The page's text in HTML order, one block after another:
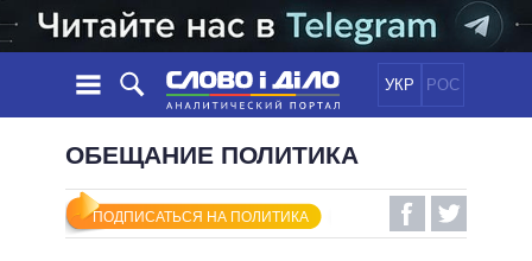
УКР РОС
НОВОСТИ
ЛЕНТА
СОБЫТИЯ
ПОЛИТИКА
ЭКОНОМИКА
ОБЕЩАНИЯ
ОБЕЩАНИЕ ПОЛИТИКА
ПОДПИСАТЬСЯ НА ПОЛИТИКА